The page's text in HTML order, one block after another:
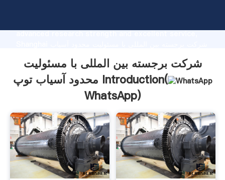
advanced research strength and excellent service,
of customers.
شرکت برجسته بین المللی با مسئولیت
محدود آسیاب توپ Introduction(
WhatsApp)